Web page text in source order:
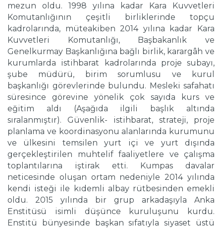
mezun oldu. 1998 yılına kadar Kara Kuvvetleri
Komutanlığının çeşitli birliklerinde topçu
kadrolarında, müteakiben 2014 yılına kadar Kara
Kuvvetleri Komutanlığı, Başbakanlık ve
Genelkurmay Başkanlığına bağlı birlik, karargâh ve
kurumlarda istihbarat kadrolarında proje subayı,
şube müdürü, birim sorumlusu ve kurul
başkanlığı görevlerinde bulundu. Mesleki safahatı
süresince görevine yönelik çok sayıda kurs ve
eğitim aldı (Aşağıda ilgili başlık altında
sıralanmıştır). Güvenlik- istihbarat, strateji, proje
planlama ve koordinasyonu alanlarında kurumunu
ve ülkesini temsilen yurt içi ve yurt dışında
gerçekleştirilen muhtelif faaliyetlere ve çalışma
toplantılarına iştirak etti. Kumpas davalar
neticesinde oluşan ortam nedeniyle 2014 yılında
kendi isteği ile kıdemli albay rütbesinden emekli
oldu. 2015 yılında bir grup arkadaşıyla Anka
Enstitüsü isimli düşünce kuruluşunu kurdu.
Enstitü bünyesinde başkan sıfatıyla siyaset üstü